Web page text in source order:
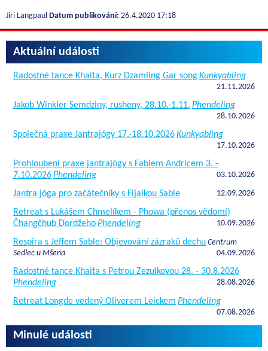
Jiri Langpaul Datum publikování: 26.4.2020 17:18
Aktuální události
Radostné tance Khaita, Kurz Dzamling Gar songKunkyabling
21.11.2026
Jakob Winkler Semdziny, rusheny, 28.10.-1.11. Phendeling
28.10.2026
Společná praxe Jantrajógy 17.-18.10.2026Kunkyabling
17.10.2026
Prohloubení praxe jantrajógy s Fabiem Andricem 3. -
7.10.2026Phendeling 03.10.2026
Jantra jóga pro začátečníky s Fijalkou Sable 12.09.2026
Retreat s Lukášem Chmelíkem - Phowa (přenos vědomí)
Čhangčhub DordžehoPhendeling 10.09.2026
Respira s Jeffem Sable: Objevování zázraků dechu Centrum
Sedlec u Mšena
04.09.2026
Radostné tance Khaita s Petrou Zezulkovou 28. - 30.8.2026
Phendeling
28.08.2026
Retreat Longde vedený Oliverem Leickem Phendeling
07.08.2026
Minulé události